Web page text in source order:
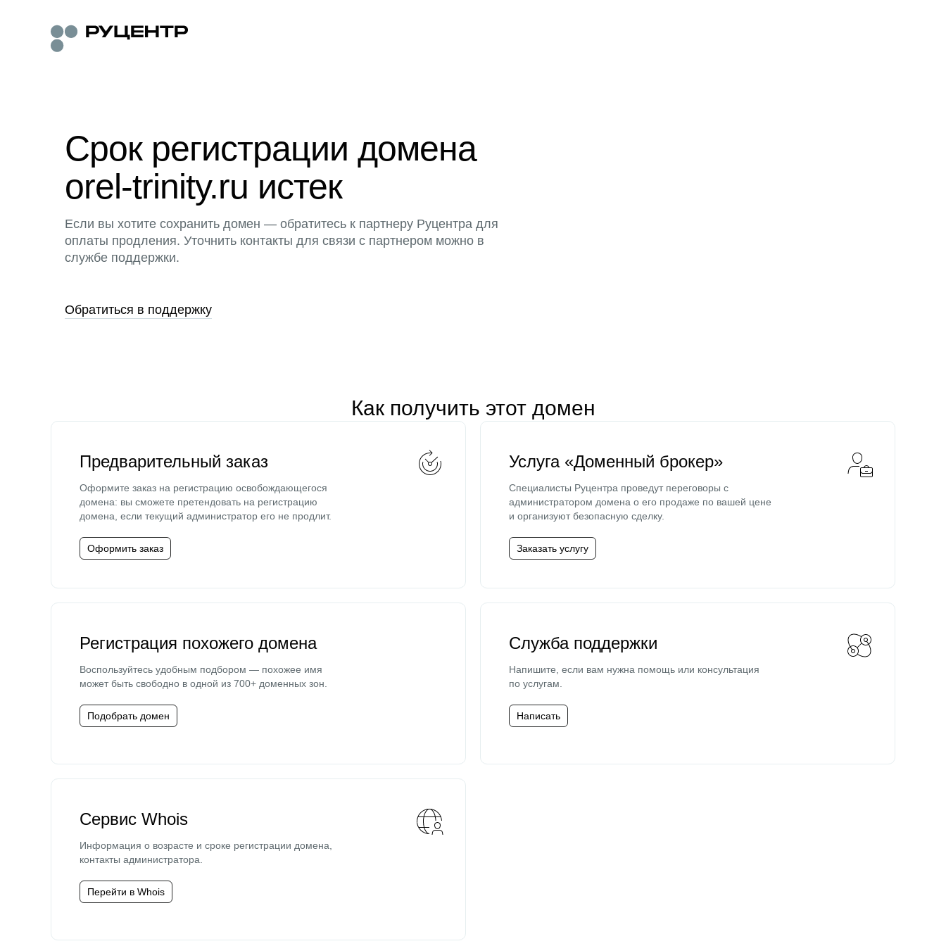
Срок регистрации домена
orel-trinity.ru истек
Если вы хотите сохранить домен — обратитесь к партнеру Руцентра для
оплаты продления. Уточнить контакты для связи с партнером можно в
службе поддержки.
Обратиться в поддержку
Как получить этот домен
Предварительный заказ
Оформите заказ на регистрацию освобождающегося
домена: вы сможете претендовать на регистрацию
домена, если текущий администратор его не продлит.
Оформить заказ
Услуга «Доменный брокер»
Специалисты Руцентра проведут переговоры с
администратором домена о его продаже по вашей цене
и организуют безопасную сделку.
Заказать услугу
Регистрация похожего домена
Воспользуйтесь удобным подбором — похожее имя
может быть свободно в одной из 700+ доменных зон.
Подобрать домен
Служба поддержки
Напишите, если вам нужна помощь или консультация
по услугам.
Написать
Сервис Whois
Информация о возрасте и сроке регистрации домена,
контакты администратора.
Перейти в Whois